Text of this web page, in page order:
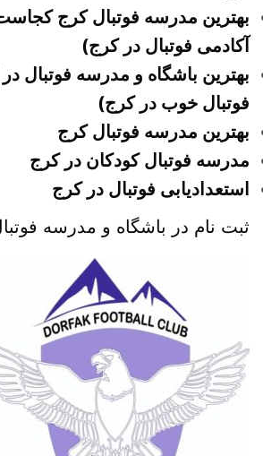
بهترین مدرسه فوتبال کرج
آکادمی فوتبال در کرج)
بهترین باشگاه و مدرسه فوتبال
فوتبال خوب در کرج)
بهترین مدرسه فوتبال کرج
مدرسه فوتبال کودکان در کرج
استعدادیابی فوتبال در کرج
ثبت نام در باشگاه و مدرسه